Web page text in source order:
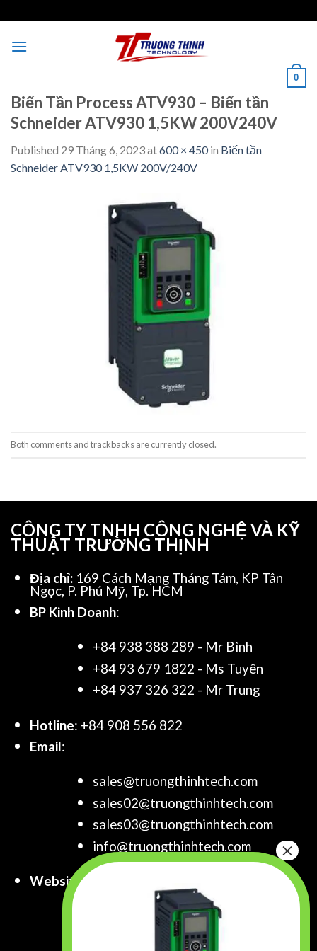
to
content
0
Biến Tần Process ATV930 – Biến tần
Schneider ATV930 1,5KW 200V240V
Published 29 Tháng 6, 2023at600 × 450in Biến tần
Schneider ATV930 1,5KW 200V/240V
Both comments and trackbacks are currently closed.
CÔNG TY TNHH CÔNG NGHỆ VÀ KỸ
THUẬT TRƯỜNG THỊNH
Địa chỉ: 169 Cách Mạng Tháng Tám, KP Tân
Ngọc, P. Phú Mỹ, Tp. HCM
BP Kinh Doanh:
+84 938 388 289 - Mr Bình
+84 93 679 1822 - Ms Tuyên
+84 937 326 322 - Mr Trung
Hotline: +84 908 556 822
Email:
sales@truongthinhtech.com
sales02@truongthinhtech.com
sales03@truongthinhtech.com
info@truongthinhtech.com
Website:
www.truongthinhtech.com
www.components.com.vn